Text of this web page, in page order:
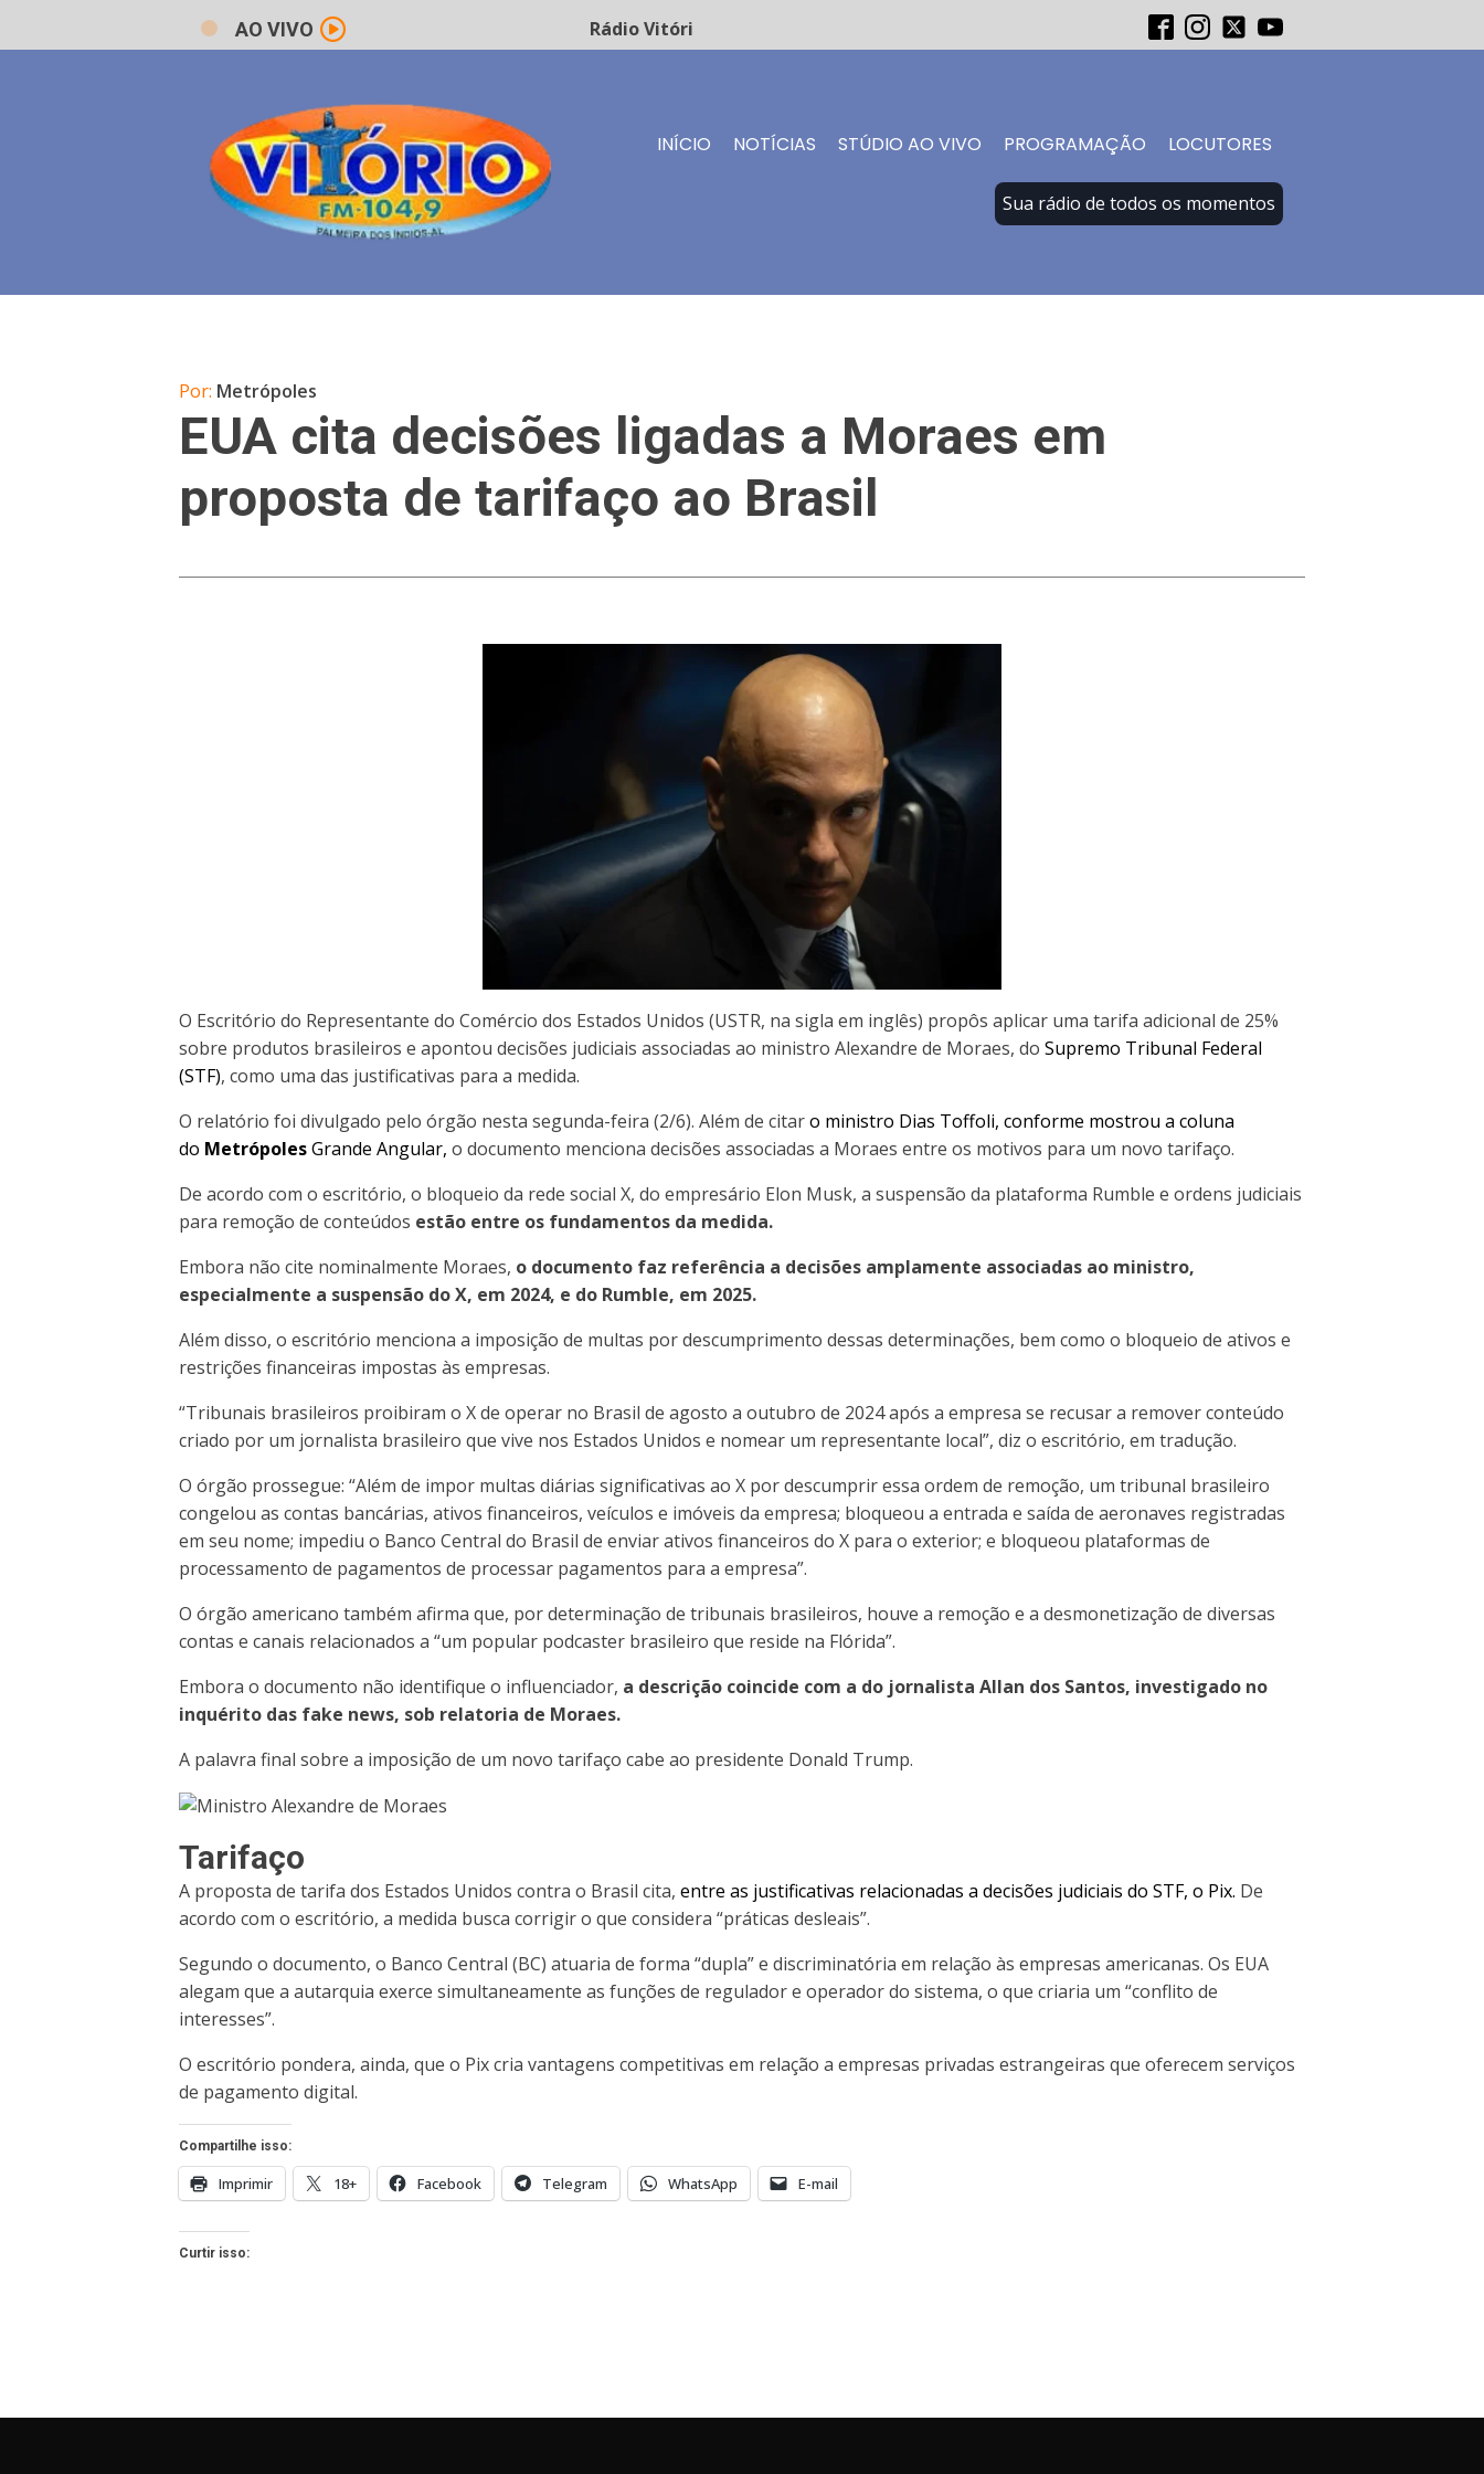
AO VIVO Rádio Vitório FM - Transmissão ao vivo
INÍCIO NOTÍCIAS STÚDIO AO VIVO PROGRAMAÇÃO LOCUTORES
Sua rádio de todos os momentos
Por: Metrópoles
EUA cita decisões ligadas a Moraes em
proposta de tarifaço ao Brasil
O Escritório do Representante do Comércio dos Estados Unidos (USTR, na sigla em inglês) propôs aplicar uma tarifa adicional de 25%
sobre produtos brasileiros e apontou decisões judiciais associadas ao ministro Alexandre de Moraes, do Supremo Tribunal Federal
(STF), como uma das justificativas para a medida.
O relatório foi divulgado pelo órgão nesta segunda-feira (2/6). Além de citaro ministro Dias Toffoli, conforme mostrou a coluna
do MetrópolesGrande Angular, o documento menciona decisões associadas a Moraes entre os motivos para um novo tarifaço.
De acordo com o escritório, o bloqueio da rede social X, do empresário Elon Musk, a suspensão da plataforma Rumble e ordens judiciais
para remoção de conteúdos estão entre os fundamentos da medida.
Embora não cite nominalmente Moraes, o documento faz referência a decisões amplamente associadas ao ministro,
especialmente a suspensão do X, em 2024, e do Rumble, em 2025.
Além disso, o escritório menciona a imposição de multas por descumprimento dessas determinações, bem como o bloqueio de ativos e
restrições financeiras impostas às empresas.
“Tribunais brasileiros proibiram o X de operar no Brasil de agosto a outubro de 2024 após a empresa se recusar a remover conteúdo
criado por um jornalista brasileiro que vive nos Estados Unidos e nomear um representante local”, diz o escritório, em tradução.
O órgão prossegue: “Além de impor multas diárias significativas ao X por descumprir essa ordem de remoção, um tribunal brasileiro
congelou as contas bancárias, ativos financeiros, veículos e imóveis da empresa; bloqueou a entrada e saída de aeronaves registradas
em seu nome; impediu o Banco Central do Brasil de enviar ativos financeiros do X para o exterior; e bloqueou plataformas de
processamento de pagamentos de processar pagamentos para a empresa”.
O órgão americano também afirma que, por determinação de tribunais brasileiros, houve a remoção e a desmonetização de diversas
contas e canais relacionados a “um popular podcaster brasileiro que reside na Flórida”.
Embora o documento não identifique o influenciador, a descrição coincide com a do jornalista Allan dos Santos, investigado no
inquérito das fake news, sob relatoria de Moraes.
A palavra final sobre a imposição de um novo tarifaço cabe ao presidente Donald Trump.
Tarifaço
A proposta de tarifa dos Estados Unidos contra o Brasil cita, entre as justificativas relacionadas a decisões judiciais do STF, o Pix. De
acordo com o escritório, a medida busca corrigir o que considera “práticas desleais”.
Segundo o documento, o Banco Central (BC) atuaria de forma “dupla” e discriminatória em relação às empresas americanas. Os EUA
alegam que a autarquia exerce simultaneamente as funções de regulador e operador do sistema, o que criaria um “conflito de
interesses”.
O escritório pondera, ainda, que o Pix cria vantagens competitivas em relação a empresas privadas estrangeiras que oferecem serviços
de pagamento digital.
Compartilhe isso:
Imprimir 18+ Facebook Telegram WhatsApp E-mail
Curtir isso: